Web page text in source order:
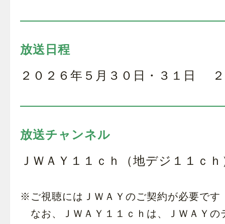
放送日程
２０２６年５月３０日・３１日
放送チャンネル
ＪＷＡＹ１１ｃｈ（地デジ１１ｃｈ
※ご視聴にはＪＷＡＹのご契約が必要です
なお、ＪＷＡＹ１１ｃｈは、ＪＷＡＹの